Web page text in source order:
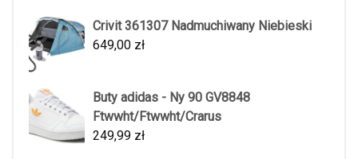
Crivit 361307 Nadmuchiwany Niebieski
649,00 zł
Buty adidas - Ny 90 GV8848
Ftwwht/Ftwwht/Crarus
249,99 zł